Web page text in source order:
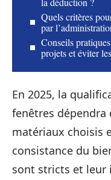
Quels critères
par
Conseils
projets et éviter
En 2025, la
fenêtres dépendra
matériaux choisis
consistance du
sont stricts et leur